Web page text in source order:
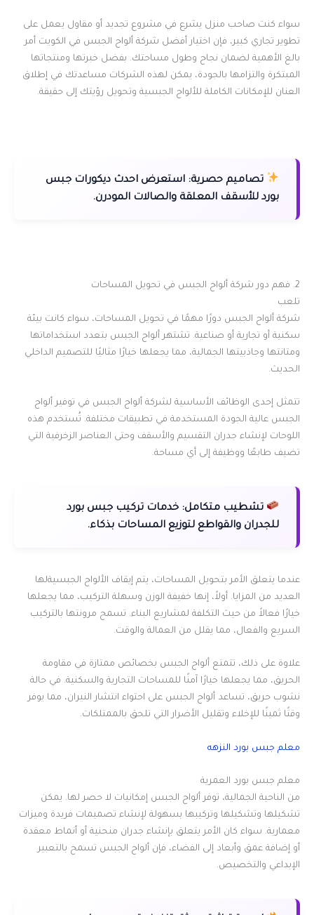
سواء كنت صاحب منزل يشرع في مشروع تجديد أو مقاول يعمل على
تطوير تجاري كبير، فإن اختيار أفضل شركة ألواح الجبس في الكويت أمر
بالغ الأهمية لضمان نجاح وطول مساحتك. بفضل خبرتها ومنتجاتها
المبتكرة والتزامها بالجودة، يمكن لهذه الشركات مساعدتك في إطلاق
العنان للإمكانات الكاملة للألواح الجبسية وتحويل رؤيتك إلى حقيقة.
تصاميم حصرية: استعرض احدث ديكورات جبس
بورد للأسقف المعلقة والصالات المودرن.
2. فهم دور شركة ألواح الجبس في تحويل المساحات
تلعب
شركة ألواح الجبس دورًا مهمًا في تحويل المساحات، سواء كانت بيئة
سكنية أو تجارية أو صناعية. تشتهر ألواح الجبس بتعدد استخداماتها
ومتانتها وجاذبيتها الجمالية، مما يجعلها خيارًا مثاليًا للتصميم الداخلي
الحديث.
تتمثل إحدى الوظائف الأساسية لشركة ألواح الجبس في توفير ألواح
الجبس عالية الجودة المستخدمة في تطبيقات مختلفة. تُستخدم هذه
اللوحات لإنشاء جدران التقسيم والأسقف وحتى العناصر الزخرفية التي
تضيف طابعًا ووظيفة إلى أي مساحة.
تشطيب متكامل: خدمات تركيب جبس بورد
للجدران والقواطع لتوزيع المساحات بذكاء.
عندما يتعلق الأمر بتحويل المساحات، يتم إيقاف الألواح الجبسيةلها
العديد من المزايا. أولاً، إنها خفيفة الوزن وسهلة التركيب، مما يجعلها
خيارًا فعالاً من حيث التكلفة لمشاريع البناء. تسمح مرونتها بالتركيب
السريع والفعال، مما يقلل من العمالة والوقت.
علاوة على ذلك، تتمتع ألواح الجبس بخصائص ممتازة في مقاومة
الحريق، مما يجعلها خيارًا آمنًا للمساحات التجارية والسكنية. في حالة
نشوب حريق، تساعد ألواح الجبس على احتواء انتشار النيران، مما يوفر
وقتًا ثمينًا للإخلاء وتقليل الأضرار التي تلحق بالممتلكات.
معلم جبس بورد النزهه
معلم جبس بورد العمرية
من الناحية الجمالية، توفر ألواح الجبس إمكانيات لا حصر لها. يمكن
تشكيلها وتشكيلها وتركيبها بسهولة لإنشاء تصميمات فريدة وميزات
معمارية. سواء كان الأمر يتعلق بإنشاء جدران منحنية أو أنماط معقدة
أو إضافة عمق وأبعاد إلى الفضاء، فإن ألواح الجبس تسمح بالتعبير
الإبداعي والتخصيص.